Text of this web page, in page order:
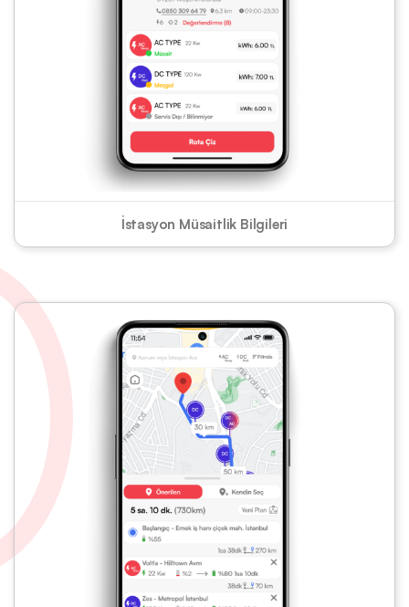
İstasyon Müsaitlik Bilgileri